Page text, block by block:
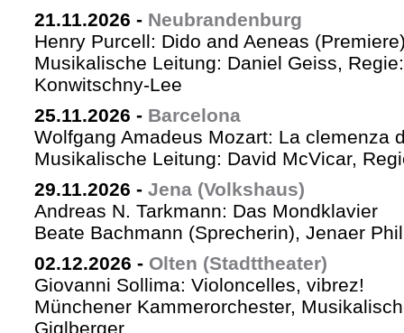
21.11.2026 - Neubrandenburg
Henry Purcell: Dido and Aeneas
Musikalische Leitung: Daniel Geiss,
Konwitschny-Lee
25.11.2026 - Barcelona
Wolfgang Amadeus Mozart: La clemenza
Musikalische Leitung: David McVicar,
29.11.2026 - Jena (Volkshaus)
Andreas N. Tarkmann: Das Mondklavier
Beate Bachmann (Sprecherin), Jenaer
02.12.2026 - Olten (Stadttheater)
Giovanni Sollima: Violoncelles, vibrez!
Münchener Kammerorchester,
Giglberger